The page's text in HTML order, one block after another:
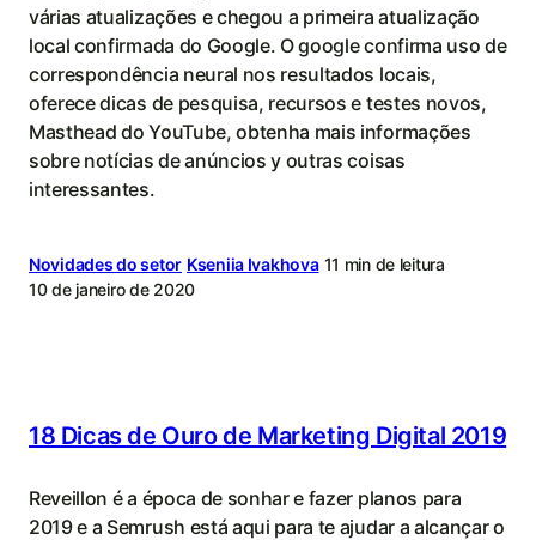
várias atualizações e chegou a primeira atualização
local confirmada do Google. O google confirma uso de
correspondência neural nos resultados locais,
oferece dicas de pesquisa, recursos e testes novos,
Masthead do YouTube, obtenha mais informações
sobre notícias de anúncios у outras coisas
interessantes.
Novidades do setor Kseniia Ivakhova 11 min de leitura
10 de janeiro de 2020
18 Dicas de Ouro de Marketing Digital 2019
Reveillon é a época de sonhar e fazer planos para
2019 e a Semrush está aqui para te ajudar a alcançar o